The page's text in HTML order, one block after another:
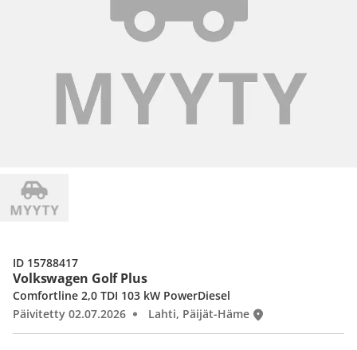
Volkswagen Golf Plus
Comfortline 2,0 TDI 103 kW PowerDiesel
Päivitetty 02.07.2026
Lahti, Päijät-Häme
ID 15788417